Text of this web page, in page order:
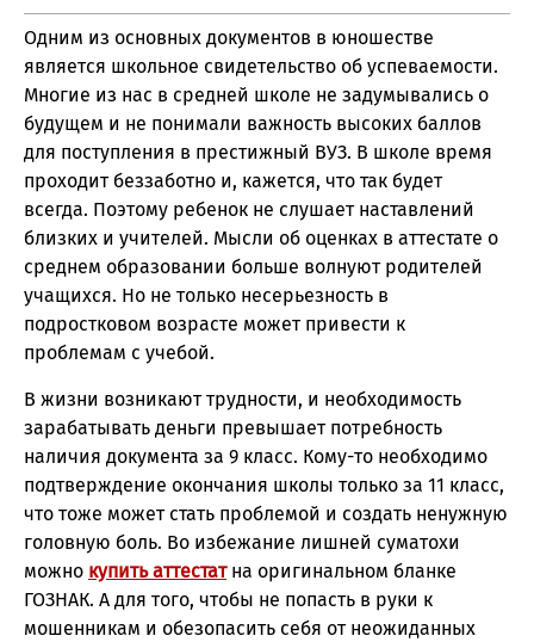
Одним из основных документов в юношестве
является школьное свидетельство об успеваемости.
Многие из нас в средней школе не задумывались о
будущем и не понимали важность высоких баллов
для поступления в престижный ВУЗ. В школе время
проходит беззаботно и, кажется, что так будет
всегда. Поэтому ребенок не слушает наставлений
близких и учителей. Мысли об оценках в аттестате о
среднем образовании больше волнуют родителей
учащихся. Но не только несерьезность в
подростковом возрасте может привести к
проблемам с учебой.
В жизни возникают трудности, и необходимость
зарабатывать деньги превышает потребность
наличия документа за 9 класс. Кому-то необходимо
подтверждение окончания школы только за 11 класс,
что тоже может стать проблемой и создать ненужную
головную боль. Во избежание лишней суматохи
можно купить аттестатна оригинальном бланке
ГОЗНАК. А для того, чтобы не попасть в руки к
мошенникам и обезопасить себя от неожиданных